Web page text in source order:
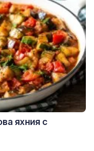
яхния с